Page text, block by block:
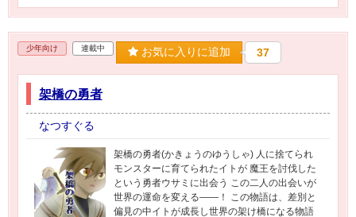
少年向け 連載中 お気に入りに追加 37
架橋の勇者
なつすぐる
架橋の勇者(かきょうのゆうしゃ) 人に捨てられ
モンスターに育てられたイトが 魔王を討伐した
という勇者ウサミに出会う この二人の出会いが
世界の運命を変える――！ この物語は、差別と
偏見の中イトが成長し世界の架け橋になる物語